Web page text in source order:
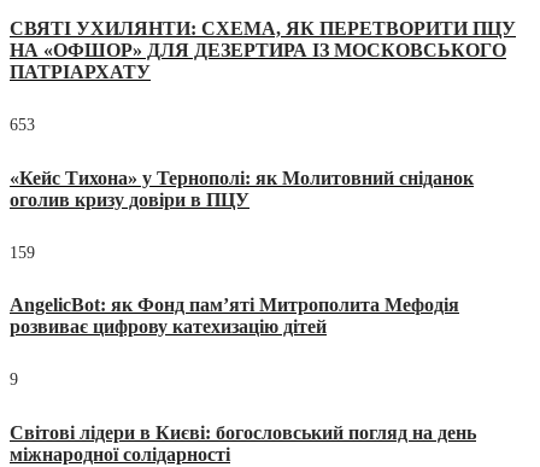
СВЯТІ УХИЛЯНТИ: СХЕМА, ЯК ПЕРЕТВОРИТИ ПЦУ
НА «ОФШОР» ДЛЯ ДЕЗЕРТИРА ІЗ МОСКОВСЬКОГО
ПАТРІАРХАТУ
653
«Кейс Тихона» у Тернополі: як Молитовний сніданок
оголив кризу довіри в ПЦУ
159
AngelicBot: як Фонд пам’яті Митрополита Мефодія
розвиває цифрову катехизацію дітей
9
Світові лідери в Києві: богословський погляд на день
міжнародної солідарності